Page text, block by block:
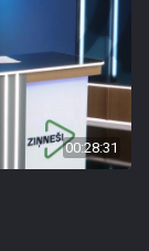
00:28:31